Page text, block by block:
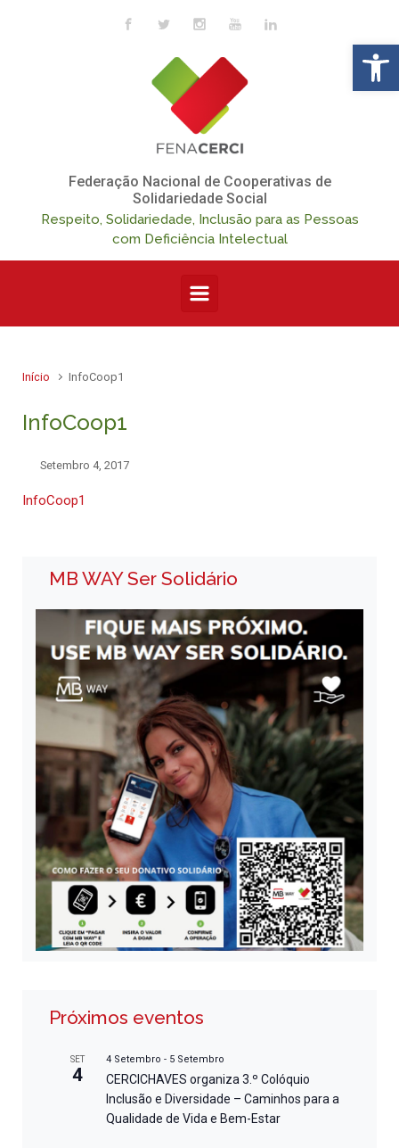
Skip to main content
Federação Nacional de Cooperativas de
Solidariedade Social
Respeito, Solidariedade, Inclusão para as Pessoas
com Deficiência Intelectual
Início InfoCoop1
InfoCoop1
Setembro 4, 2017
InfoCoop1
MB WAY Ser Solidário
Próximos eventos
SET
4
4 Setembro - 5 Setembro
CERCICHAVES organiza 3.º Colóquio
Inclusão e Diversidade – Caminhos para a
Qualidade de Vida e Bem-Estar